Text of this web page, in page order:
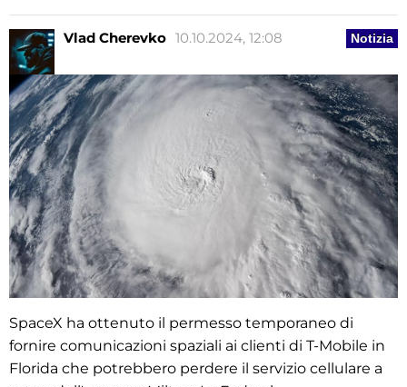
Notizia
Vlad Cherevko 10.10.2024, 12:08
SpaceX ha ottenuto il permesso temporaneo di
fornire comunicazioni spaziali ai clienti di T-Mobile in
Florida che potrebbero perdere il servizio cellulare a